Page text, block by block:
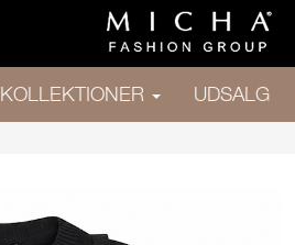
KOLLEKTIONER UDSALG